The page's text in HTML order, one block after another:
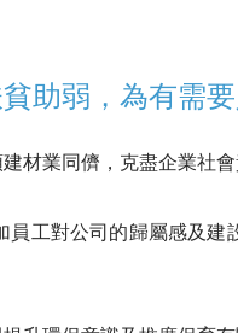
助弱，為有需要
材業同儕，克盡企業社
員工對公司的歸屬感及